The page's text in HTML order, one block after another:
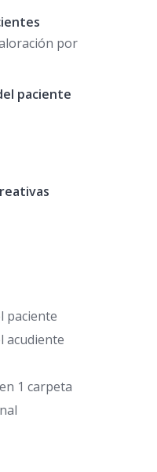
por
paciente
paciente
acudiente
1 carpeta